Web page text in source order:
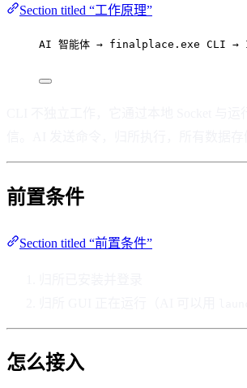
Section titled “工作原理”
AI 智能体 → finalplace.exe CLI →
前置条件
Section titled “前置条件”
怎么接入